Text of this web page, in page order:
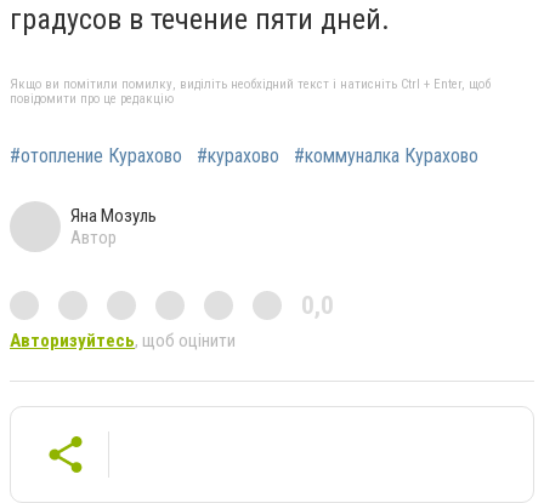
градусов в течение пяти дней.
Якщо ви помітили помилку, виділіть необхідний текст і натисніть Ctrl + Enter, щоб
повідомити про це редакцію
#отопление Курахово #курахово #коммуналка Курахово
Яна Мозуль
Автор
0,0
Авторизуйтесь, щоб оцінити